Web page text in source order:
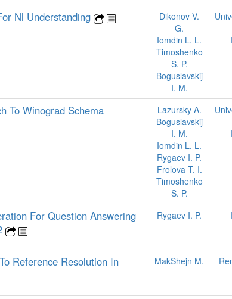
Nl Understanding
Dikonov V.
G.
Iomdin L. L.
Timoshenko
S. P.
Boguslavskij
I. M.
To Winograd Schema
Lazursky A.
Boguslavskij
I. M.
Iomdin L. L.
Rygaev I. P.
Frolova T. I.
Timoshenko
S. P.
For Question Answering
Rygaev I. P.
Reference Resolution In
MakShejn M.